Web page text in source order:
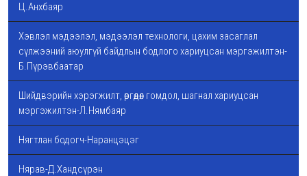
Ц.Анхбаяр
Хэвлэл мэдээлэл, мэдээлэл технологи, цахим засаглал
сүлжээний аюулгүй байдлын бодлого хариуцсан мэргэжилтэн-
Б.Пүрэвбаатар
Шийдвэрийн хэрэгжилт, өргөдөл гомдол, шагнал хариуцсан
мэргэжилтэн-Л.Нямбаяр
Нягтлан бодогч-Наранцэцэг
Нярав-Д.Хандсүрэн